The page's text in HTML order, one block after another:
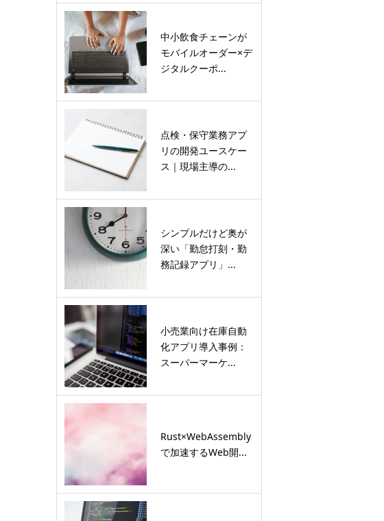
中小飲食チェーンが
モバイルオーダー×デ
ジタルクーポ...
点検・保守業務アプ
リの開発ユースケー
ス｜現場主導の...
シンプルだけど奥が
深い「勤怠打刻・勤
務記録アプリ」...
小売業向け在庫自動
化アプリ導入事例：
スーパーマーケ...
Rust×WebAssembly
で加速するWeb開...